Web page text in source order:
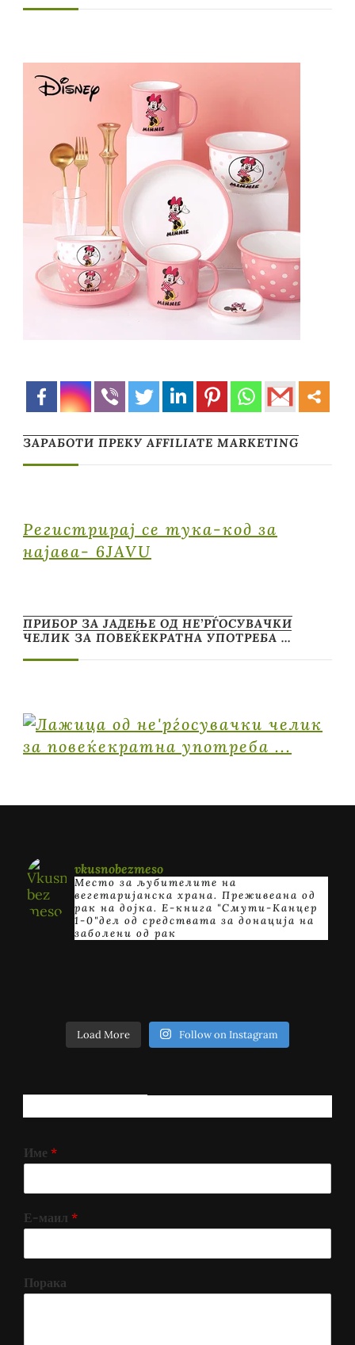
ЗАРАБОТИ ПРЕКУ AFFILIATE MARKETING
Регистрирај се тука-код за
најава- 6JAVU
ПРИБОР ЗА ЈАДЕЊЕ ОД НЕ’РЃОСУВАЧКИ
ЧЕЛИК ЗА ПОВЕЌЕКРАТНА УПОТРЕБА …
vkusnobezmeso
Место за љубителите на
вегетаријанска храна. Преживеана од
рак на дојка. E-книга "Смути-Канцер
1-0"дел од средствата за донација на
заболени од рак
Load More Follow on Instagram
Име *
Е-маил *
Порака